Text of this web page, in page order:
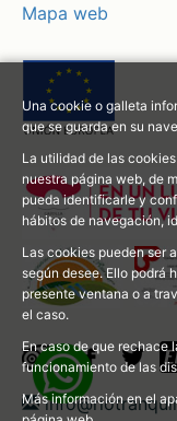
Mapa web
Una cookie o galleta
que se guarda en su
La utilidad de las
nuestra página web, de
pueda identificarle y
hábitos de navegación,
Las cookies pueden ser
según desee. Ello podrá
presente ventana o a
el caso.
En caso de que rechace
funcionamiento de las
Más información en el